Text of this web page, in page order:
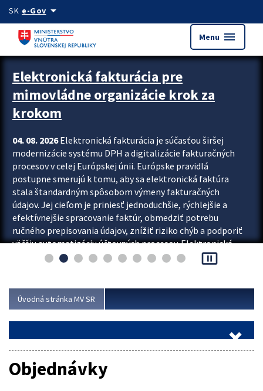
Preskocit na hlavný obsah
SK e-Govarrow_drop_down
Menu menu
Zastavit automatický posun upútavok
Elektronická fakturácia pre
mimovládne organizácie krok za
krokom
04. 08. 2026Elektronická fakturácia je súčasťou širšej
modernizácie systému DPH a digitalizácie fakturačných
procesov v celej Európskej únii. Európske pravidlá
postupne smerujú k tomu, aby sa elektronická faktúra
stala štandardným spôsobom výmeny fakturačných
údajov. Jej cieľom je priniesť jednoduchšie, rýchlejšie a
efektívnejšie spracovanie faktúr, obmedziť potrebu
ručného prepisovania údajov, znížiť riziko chýb a podporiť
väčšiu automatizáciu účtovných procesov. Elektronická
fakturácia preto nepredstavuje...
pause_presentation
Úvodná stránka MV SR
Objednávky